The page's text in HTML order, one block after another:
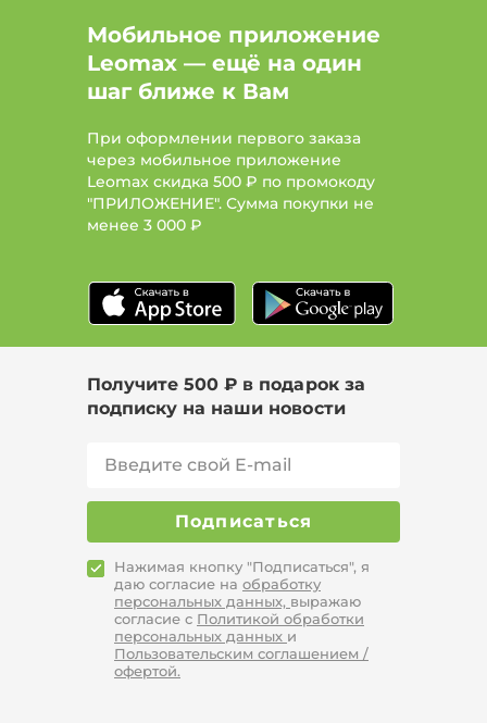
Цвет Бежевый, Размер 41
Цвет Серый, Размер 40
Цвет Синий, Размер 42
Цвет Розовый, Размер 40
Цвет Желтый, Размер 38
Цвет Зеленый, Размер 41 Бренд KUMFO
Мобильное приложение
Leomax — ещё на один
шаг ближе к Вам
При оформлении первого заказа
через мобильное приложение
Leomax скидка 500 ₽ по промокоду
"ПРИЛОЖЕНИЕ". Сумма покупки не
менее 3 000 ₽
Получите 500 ₽ в подарок за
подписку на наши новости
Подписаться
Нажимая кнопку "Подписаться", я
даю согласие на обработку
персональных данных, выражаю
согласие с Политикой обработки
персональных данных и
Пользовательским соглашением /
офертой.